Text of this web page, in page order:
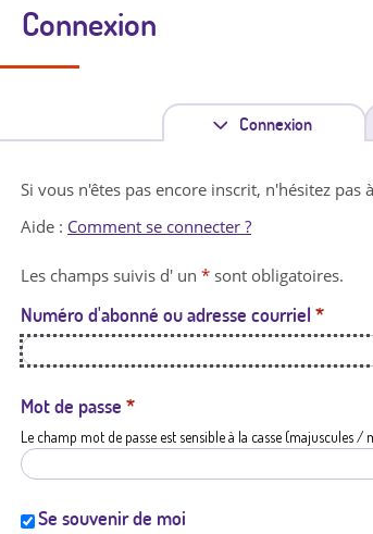
Connexion
Connexion
n
l
e
Si vous n'êtes pas encore inscrit, n'hésitez pas à
Aide : Comment se connecter ?
Les champs suivis d' un * sont obligatoires.
Numéro d'abonné ou adresse courriel *
Mot de passe *
Le champ mot de passe est sensible à la casse (majuscules /
Se souvenir de moi